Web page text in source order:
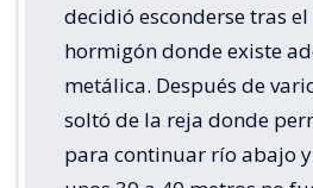
decidió esconderse tras
hormigón donde existe
metálica. Después de
soltó de la reja donde
para continuar río abajo